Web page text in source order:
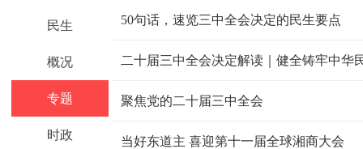
民生
概况
专题
时政
50句话，速览三中全会决定的民生要点
二十届三中全会决定解读｜健全铸牢中华
聚焦党的二十届三中全会
当好东道主 喜迎第十一届全球湘商大会